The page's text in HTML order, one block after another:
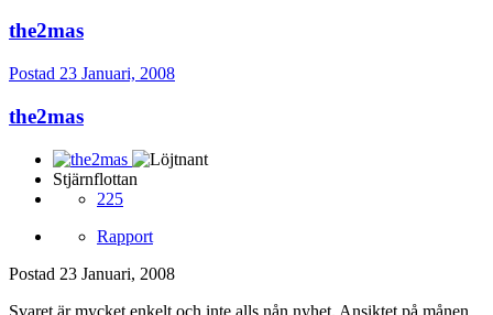
the2mas
Postad 23 Januari, 2008
the2mas
Stjärnflottan
225
Rapport
Postad 23 Januari, 2008
Svaret är mycket enkelt och inte alls nån nyhet. Ansiktet på månen